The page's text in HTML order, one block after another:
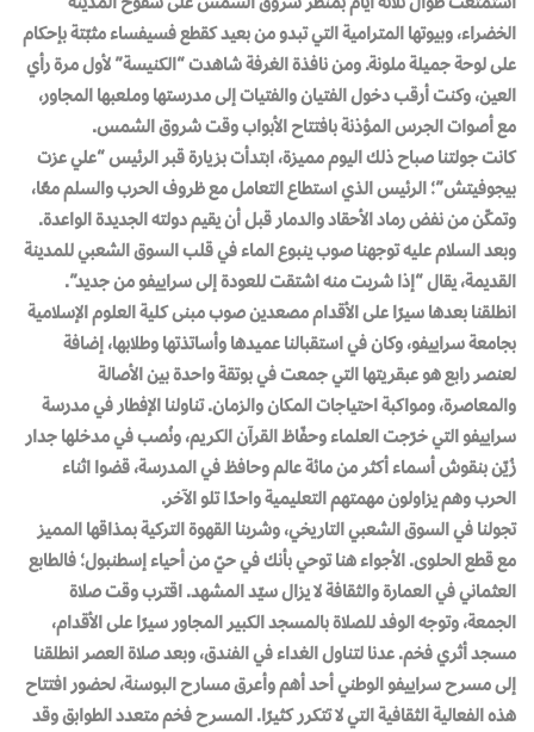
الخضراء، وبيوتها المترامية التي تبدو من بعيد كقطع فسيفساء مثبّتة بإحكام
على لوحة جميلة ملونة. ومن نافذة الغرفة شاهدت “الكنيسة” لأول مرة رأي
العين، وكنت أرقب دخول الفتيان والفتيات إلى مدرستها وملعبها المجاور،
مع أصوات الجرس المؤذنة بافتتاح الأبواب وقت شروق الشمس.
كانت جولتنا صباح ذلك اليوم مميزة، ابتدأت بزيارة قبر الرئيس “علي عزت
بيجوفيتش”؛ الرئيس الذي استطاع التعامل مع ظروف الحرب والسلم معًا،
وتمكّن من نفض رماد الأحقاد والدمار قبل أن يقيم دولته الجديدة الواعدة.
وبعد السلام عليه توجهنا صوب ينبوع الماء في قلب السوق الشعبي للمدينة
القديمة، يقال “إذا شربت منه اشتقت للعودة إلى سراييفو من جديد”.
انطلقنا بعدها سيرًا على الأقدام مصعدين صوب مبنى كلية العلوم الإسلامية
بجامعة سراييفو، وكان في استقبالنا عميدها وأساتذتها وطلابها، إضافة
لعنصر رابع هو عبقريتها التي جمعت في بوتقة واحدة بين الأصالة
والمعاصرة، ومواكبة احتياجات المكان والزمان. تناولنا الإفطار في مدرسة
سراييفو التي خرّجت العلماء وحفّاظ القرآن الكريم، ونُصب في مدخلها جدار
زُيّن بنقوش أسماء أكثر من مائة عالم وحافظ في المدرسة، قضوا اثناء
الحرب وهم يزاولون مهمتهم التعليمية واحدًا تلو الآخر.
تجولنا في السوق الشعبي التاريخي، وشربنا القهوة التركية بمذاقها المميز
مع قطع الحلوى. الأجواء هنا توحي بأنك في حيّ من أحياء إسطنبول؛ فالطابع
العثماني في العمارة والثقافة لا يزال سيّد المشهد. اقترب وقت صلاة
الجمعة، وتوجه الوفد للصلاة بالمسجد الكبير المجاور سيرًا على الأقدام،
مسجد أثري فخم. عدنا لتناول الغداء في الفندق، وبعد صلاة العصر انطلقنا
إلى مسرح سراييفو الوطني أحد أهم وأعرق مسارح البوسنة، لحضور افتتاح
هذه الفعالية الثقافية التي لا تتكرر كثيرًا. المسرح فخم متعدد الطوابق وقد